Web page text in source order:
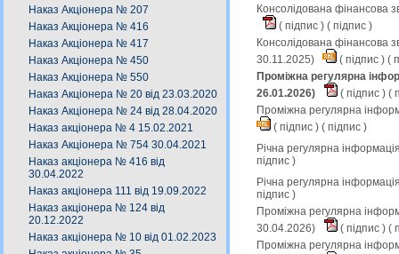
Наказ Акціонера № 207
Наказ Акціонера № 416
Наказ Акціонера № 417
Наказ Акціонера № 450
Наказ Акціонера № 550
Наказ Акціонера № 20 від 23.03.2020
Наказ Акціонера № 24 від 28.04.2020
Наказ акціонера № 4 15.02.2021
Наказ Акціонера № 754 30.04.2021
Наказ акціонера № 416 від
30.04.2022
Наказ акціонера 111 від 19.09.2022
Наказ акціонера № 124 від
20.12.2022
Наказ акціонера № 10 від 01.02.2023
Консолідована фінансова
( підпис ) ( підпис )
Консолідована фінансова
30.11.2025)
( підпис ) (
Проміжна регулярна
26.01.2026)
( підпис ) (
Проміжна регулярна
( підпис ) ( підпис )
Річна регулярна
підпис )
Річна регулярна
підпис )
Проміжна регулярна
30.04.2026)
( підпис ) (
Проміжна регулярна